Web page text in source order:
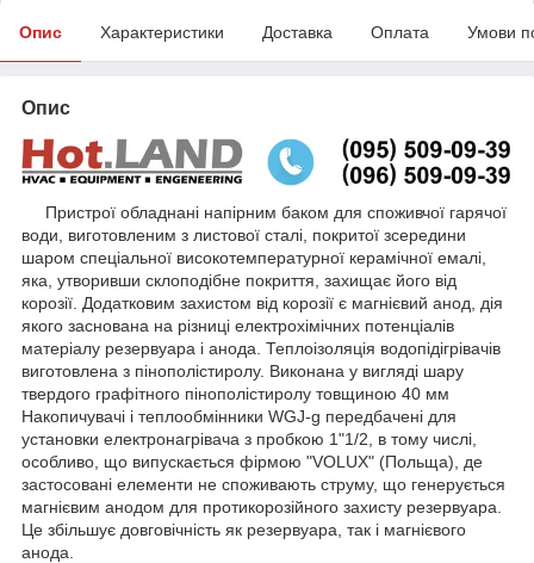
Опис Характеристики Доставка Оплата Умови
Опис
Пристрої обладнані напірним баком для споживчої гарячої
води, виготовленим з листової сталі, покритої зсередини
шаром спеціальної високотемпературної керамічної емалі,
яка, утворивши склоподібне покриття, захищає його від
корозії. Додатковим захистом від корозії є магнієвий анод, дія
якого заснована на різниці електрохімічних потенціалів
матеріалу резервуара і анода. Теплоізоляція водопідігрівачів
виготовлена з пінополістиролу. Виконана у вигляді шару
твердого графітного пінополістиролу товщиною 40 мм
Накопичувачі і теплообмінники WGJ-g передбачені для
установки електронагрівача з пробкою 1"1/2, в тому числі,
особливо, що випускається фірмою "VOLUX" (Польща), де
застосовані елементи не споживають струму, що генерується
магнієвим анодом для протикорозійного захисту резервуара.
Це збільшує довговічність як резервуара, так і магнієвого
анода.